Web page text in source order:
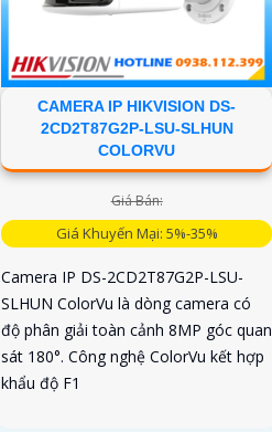
CAMERA IP HIKVISION DS-
2CD2T87G2P-LSU-SLHUN
COLORVU
Giá Bán:
Giá Khuyến Mại: 5%-35%
Camera IP DS-2CD2T87G2P-LSU-
SLHUN ColorVu là dòng camera có
độ phân giải toàn cảnh 8MP góc quan
sát 180°. Công nghệ ColorVu kết hợp
khẩu độ F1